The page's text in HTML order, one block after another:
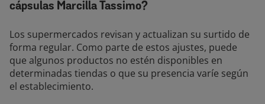
cápsulas Marcilla Tassimo?
Los supermercados revisan y actualizan su surtido de
forma regular. Como parte de estos ajustes, puede
que algunos productos no estén disponibles en
determinadas tiendas o que su presencia varíe según
el establecimiento.